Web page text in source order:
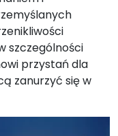
szczególności
przystań dla
zanurzyć się w